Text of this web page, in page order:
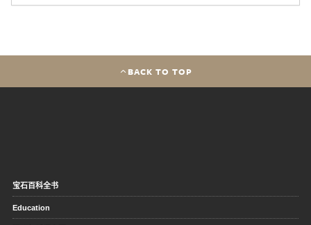
BACK TO TOP
宝石百科全书
Education